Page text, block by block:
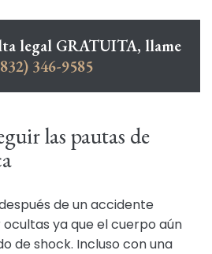
legal GRATUITA, llame
346-9585
las pautas de
de un accidente
ya que el cuerpo aún
de shock. Incluso con una